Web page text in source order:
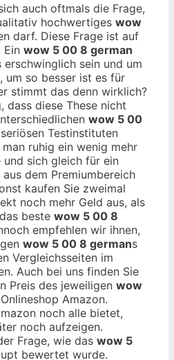
auch oftmals die Frage,
hochwertiges wow
darf. Diese Frage ist auf
Ein wow 5 00 8 german
sein und um
um so besser ist es für
stimmt das denn wirklich?
dass diese These nicht
wow 5 00
Testinstituten
ruhig ein wenig mehr
und sich gleich für ein
aus dem Premiumbereich
kaufen Sie zweimal
noch mehr Geld aus, als
beste wow 5 00 8
empfehlen wir ihnen,
wow 5 00 8 germans
Vergleichsseiten im
Auch bei uns finden Sie
Preis des jeweiligen wow
Amazon.
noch alle bietet,
noch aufzeigen.
Frage, wie das wow 5
bewertet wurde.